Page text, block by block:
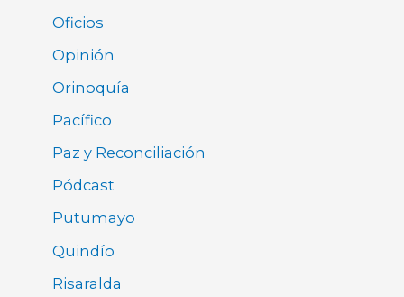
Oficios
Opinión
Orinoquía
Pacífico
Paz y Reconciliación
Pódcast
Putumayo
Quindío
Risaralda